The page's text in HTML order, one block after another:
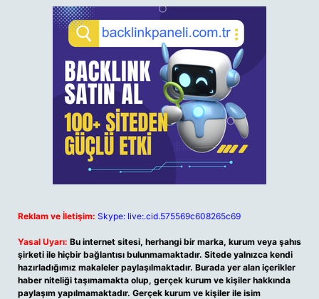
Reklam ve İletişim: Skype: live:.cid.575569c608265c69
Yasal Uyarı: Bu internet sitesi, herhangi bir marka, kurum veya şahıs
şirketi ile hiçbir bağlantısı bulunmamaktadır. Sitede yalnızca kendi
hazırladığımız makaleler paylaşılmaktadır. Burada yer alan içerikler
haber niteliği taşımamakta olup, gerçek kurum ve kişiler hakkında
paylaşım yapılmamaktadır. Gerçek kurum ve kişiler ile isim